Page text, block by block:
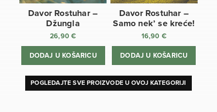
Davor Rostuhar –
Džungla
26,90€
DODAJ U KOŠARICU
Davor Rostuhar –
Samo nek’ se kreće!
16,90 €
DODAJ U KOŠARICU
POGLEDAJTE SVE PROIZVODE U OVOJ KATEGORIJI